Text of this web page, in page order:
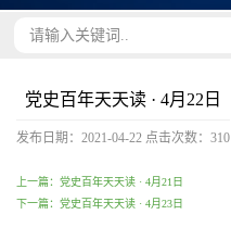
党史百年天天读 · 4月22日
发布日期：2021-04-22 点击次数： 310
上一篇：党史百年天天读 · 4月21日
下一篇：党史百年天天读 · 4月23日